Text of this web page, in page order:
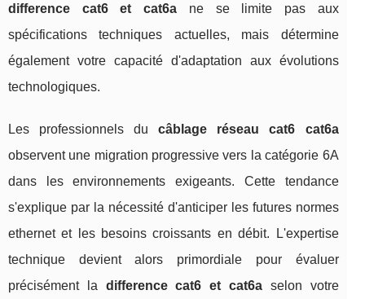
difference cat6 et cat6a ne se limite pas aux
spécifications techniques actuelles, mais détermine
également votre capacité d'adaptation aux évolutions
technologiques.
Les professionnels ducâblage réseau cat6 cat6a
observent une migration progressive vers la catégorie 6A
dans les environnements exigeants. Cette tendance
s'explique par la nécessité d'anticiper les futures normes
ethernet et les besoins croissants en débit. L'expertise
technique devient alors primordiale pour évaluer
précisément la difference cat6 et cat6a selon votre